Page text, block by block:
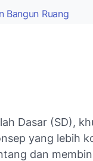
Bangun Ruang
Dasar (SD),
yang lebih
dan